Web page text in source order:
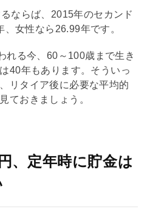
ならば、2015年のセカンド
女性なら26.99年です。
れる今、60～100歳まで生き
40年もあります。そういっ
リタイア後に必要な平均的
ておきましょう。
、定年時に貯金は